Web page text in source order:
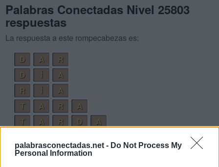
palabrasconectadas.net - Do Not Process My
Personal Information
Palabras Conectadas Nivel 25803
respuestas
La respuesta a este rompecabezas es:
D
A
R
D
Í
A
R
Í
A
T
A R
A
T
A R D
A
A
T R A